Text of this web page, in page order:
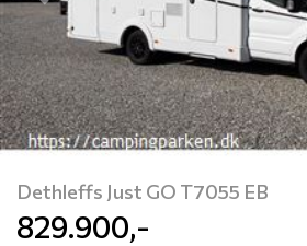
Previous
Dethleffs Just GO T7055 EB
829.900,-